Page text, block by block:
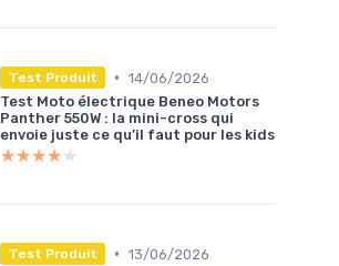
Test Produit • 14/06/2026
Test Moto électrique Beneo Motors
Panther 550W : la mini-cross qui
envoie juste ce qu’il faut pour les kids
★★★★★
★★★★★
Test Produit • 13/06/2026